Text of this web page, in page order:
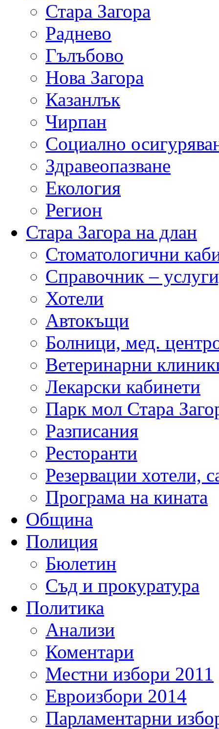
Стара Загора
Раднево
Гълъбово
Нова Загора
Казанлък
Чирпан
Социално
Здравеопазване
Екология
Регион
Стара Загора на длан
Стоматологични
Справочник –
Хотели
Автокъщи
Болници, мед.
Ветеринарни
Лекарски кабинети
Парк мол Стара
Разписания
Ресторанти
Резервации хотели,
Програма на кината
Община
Полиция
Бюлетин
Съд и прокуратура
Политика
Анализи
Коментари
Местни избори 2011
Евроизбори 2014
Парламентарни